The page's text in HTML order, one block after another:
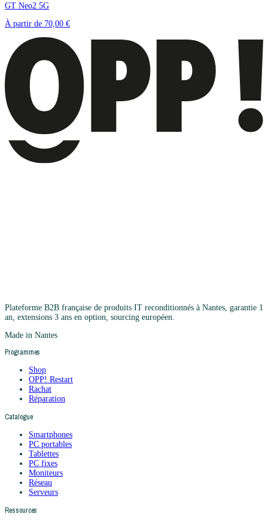
GT Neo2 5G
À partir de 70,00 €
Plateforme B2B française de produits IT reconditionnés à Nantes, garantie 1
an, extensions 3 ans en option, sourcing européen.
Made in Nantes
Programmes
Shop
OPP! Restart
Rachat
Réparation
Catalogue
Smartphones
PC portables
Tablettes
PC fixes
Moniteurs
Réseau
Serveurs
Ressources